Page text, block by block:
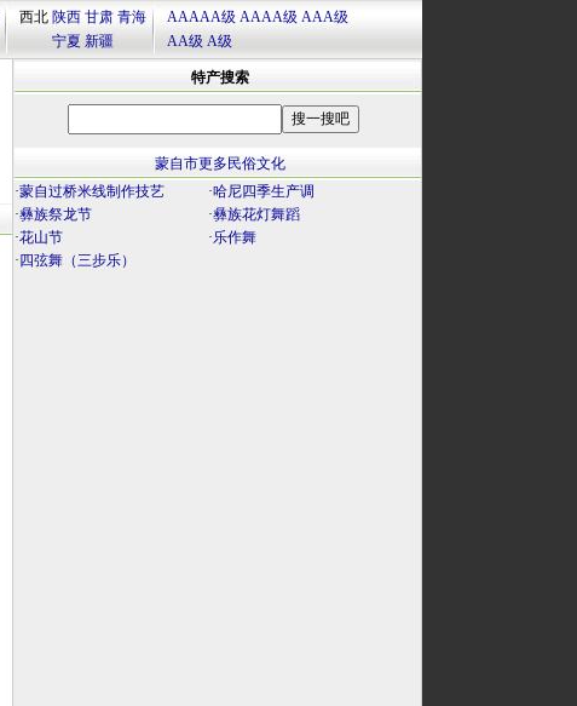
西北 陕西 甘肃 青海
宁夏 新疆
AAAAA级 AAAA级 AAA级
AA级 A级
特产搜索
蒙自市更多民俗文化
·蒙自过桥米线制作技艺 ·哈尼四季生产调
·彝族祭龙节 ·彝族花灯舞蹈
·花山节 ·乐作舞
· 四弦舞（三步乐）